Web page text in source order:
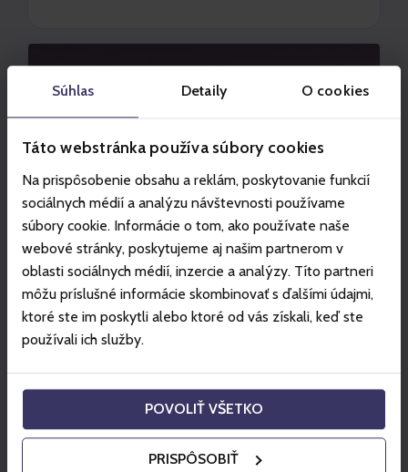
Súhlas Detaily O cookies
Táto webstránka používa súbory cookies
Na prispôsobenie obsahu a reklám, poskytovanie funkcií
sociálnych médií a analýzu návštevnosti používame
súbory cookie. Informácie o tom, ako používate naše
webové stránky, poskytujeme aj našim partnerom v
oblasti sociálnych médií, inzercie a analýzy. Títo partneri
môžu príslušné informácie skombinovať s ďalšími údajmi,
ktoré ste im poskytli alebo ktoré od vás získali, keď ste
používali ich služby.
POVOLIŤ VŠETKO
PRISPÔSOBIŤ
JASNÁ
Magical Chopok
Relax at the iconic Rotunda Chopok, where you
can enjoy high-quality gastronomy with a
breathtaking view and watch your children’s joy
directly from the terrace at an altitude of over